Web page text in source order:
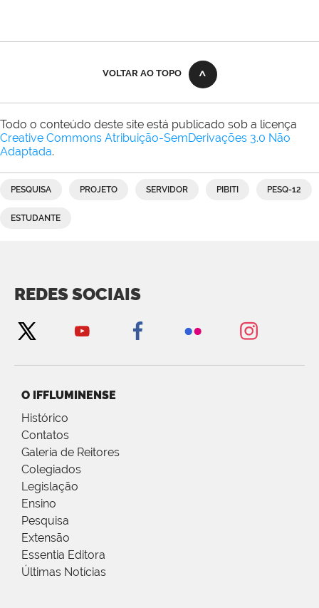
VOLTAR AO TOPO
Todo o conteúdo deste site está publicado sob a licença
Creative Commons Atribuição-SemDerivações 3.0 Não
Adaptada.
PESQUISA PROJETO SERVIDOR PIBITI PESQ-12
ESTUDANTE
REDES SOCIAIS
O IFFLUMINENSE
Histórico
Contatos
Galeria de Reitores
Colegiados
Legislação
Ensino
Pesquisa
Extensão
Essentia Editora
Últimas Notícias